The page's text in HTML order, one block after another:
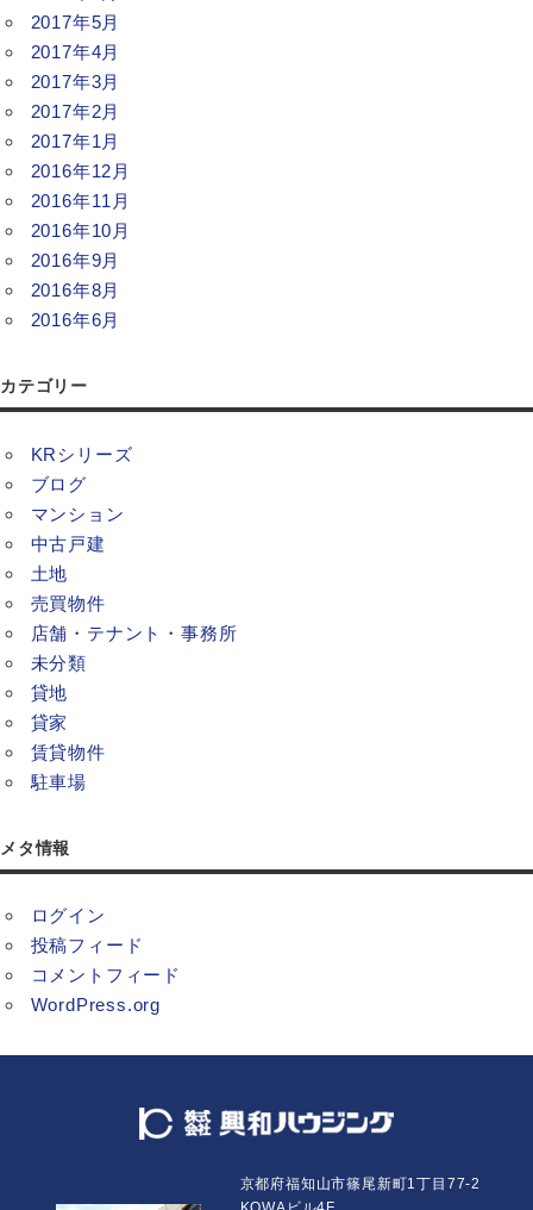
2017年5月
2017年4月
2017年3月
2017年2月
2017年1月
2016年12月
2016年11月
2016年10月
2016年9月
2016年8月
2016年6月
カテゴリー
KRシリーズ
ブログ
マンション
中古戸建
土地
売買物件
店舗・テナント・事務所
未分類
貸地
貸家
賃貸物件
駐車場
メタ情報
ログイン
投稿フィード
コメントフィード
WordPress.org
京都府福知山市篠尾新町1丁目77-2